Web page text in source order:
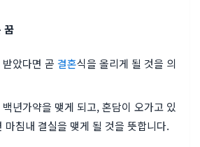
꿈
았다면 곧 결혼식을 올리게 될 것을 의
년가약을 맺게 되고, 혼담이 오가고 있
마침내 결실을 맺게 될 것을 뜻합니다.